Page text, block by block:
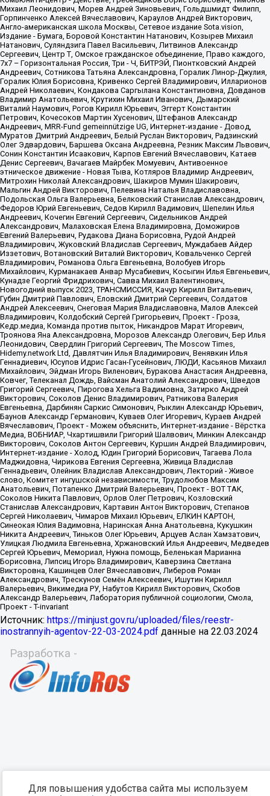
Источник: https://minjust.gov.ru/uploaded/files/reestr-
inostrannyih-agentov-22-03-2024.pdf данные на 22.03.2024
Разработка -
Для повышения удобства сайта мы используем